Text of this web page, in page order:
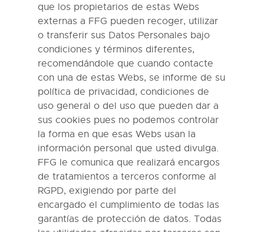
que los propietarios de estas Webs
externas a FFG pueden recoger, utilizar
o transferir sus Datos Personales bajo
condiciones y términos diferentes,
recomendándole que cuando contacte
con una de estas Webs, se informe de su
política de privacidad, condiciones de
uso general o del uso que pueden dar a
sus cookies pues no podemos controlar
la forma en que esas Webs usan la
información personal que usted divulga.
FFG le comunica que realizará encargos
de tratamientos a terceros conforme al
RGPD, exigiendo por parte del
encargado el cumplimiento de todas las
garantías de protección de datos. Todas